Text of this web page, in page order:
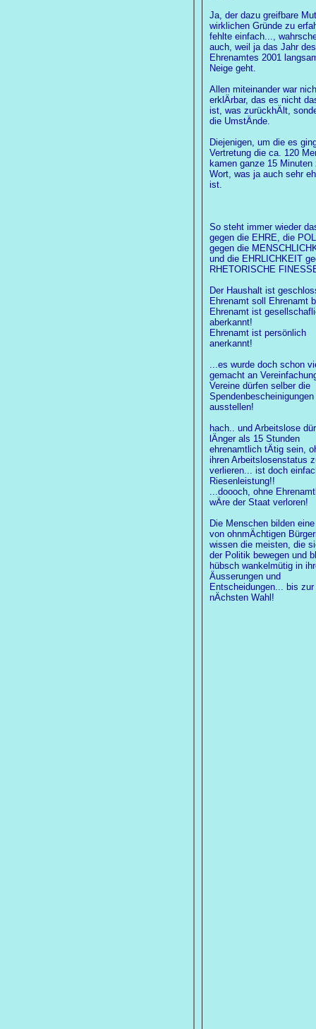
Ja, der dazu greifbare
wirklichen Gründe zu
fehlte einfach...,
auch, weil ja das Jahr des
Ehrenamtes 2001
Neige geht.
Allen miteinander war
erklÄrbar, das es nicht
ist, was zurückhÄlt,
die UmstÄnde.
Diejenigen, um die es
Vertretung die ca. 120
kamen ganze 15 Minuten
Wort, was ja auch sehr
ist.
So steht immer wieder
gegen die EHRE, die
gegen die
und die EHRLICHKEIT
RHETORISCHE
Der Haushalt ist
Ehrenamt soll Ehrenamt
Ehrenamt ist
aberkannt!
Ehrenamt ist persönlich
anerkannt!
...es wurde doch schon
gemacht an
Vereine dürfen selber die
Spendenbescheinigungen
ausstellen!
hach.. und Arbeitslose
lÄnger als 15 Stunden
ehrenamtlich tÄtig sein,
ihren Arbeitslosenstatus
verlieren... ist doch
Riesenleistung!!
...doooch, ohne
wÄre der Staat verloren!
Die Menschen bilden
von ohnmÄchtigen
wissen die meisten, die
der Politik bewegen und
hübsch wankelmütig in
Äusserungen und
Entscheidungen... bis zur
nÄchsten Wahl!